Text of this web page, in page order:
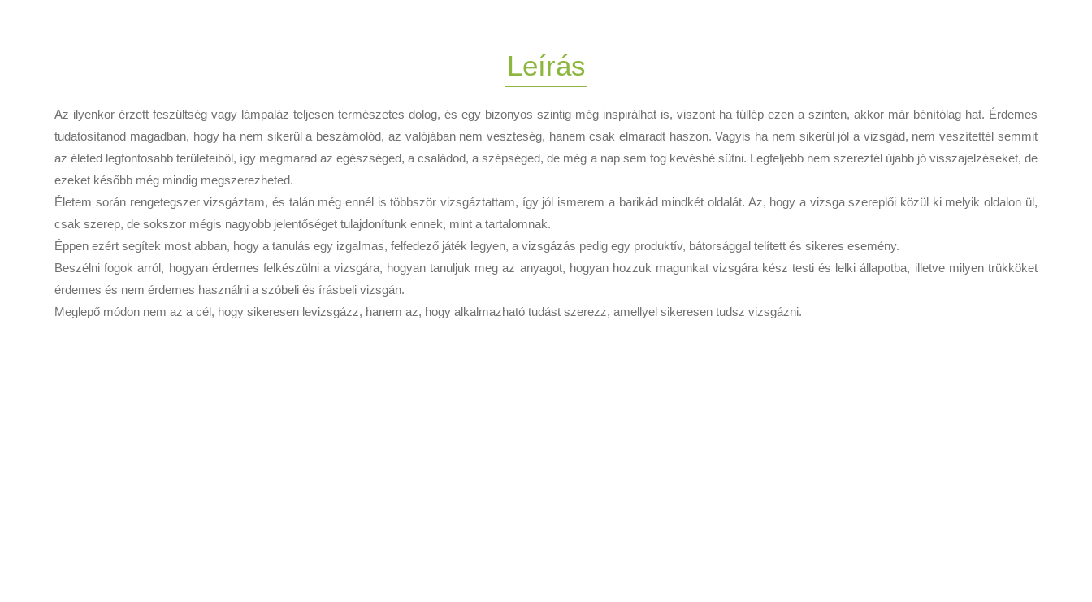
Leírás
Az ilyenkor érzett feszültség vagy lámpaláz teljesen természetes dolog, és egy bizonyos szintig még inspirálhat is, viszont ha túllép ezen a szinten, akkor már bénítólag hat. Érdemes
tudatosítanod magadban, hogy ha nem sikerül a beszámolód, az valójában nem veszteség, hanem csak elmaradt haszon. Vagyis ha nem sikerül jól a vizsgád, nem veszítettél semmit
az életed legfontosabb területeiből, így megmarad az egészséged, a családod, a szépséged, de még a nap sem fog kevésbé sütni. Legfeljebb nem szereztél újabb jó visszajelzéseket, de
ezeket később még mindig megszerezheted.
Életem során rengetegszer vizsgáztam, és talán még ennél is többször vizsgáztattam, így jól ismerem a barikád mindkét oldalát. Az, hogy a vizsga szereplői közül ki melyik oldalon ül,
csak szerep, de sokszor mégis nagyobb jelentőséget tulajdonítunk ennek, mint a tartalomnak.
Éppen ezért segítek most abban, hogy a tanulás egy izgalmas, felfedező játék legyen, a vizsgázás pedig egy produktív, bátorsággal telített és sikeres esemény.
Beszélni fogok arról, hogyan érdemes felkészülni a vizsgára, hogyan tanuljuk meg az anyagot, hogyan hozzuk magunkat vizsgára kész testi és lelki állapotba, illetve milyen trükköket
érdemes és nem érdemes használni a szóbeli és írásbeli vizsgán.
Meglepő módon nem az a cél, hogy sikeresen levizsgázz, hanem az, hogy alkalmazható tudást szerezz, amellyel sikeresen tudsz vizsgázni.